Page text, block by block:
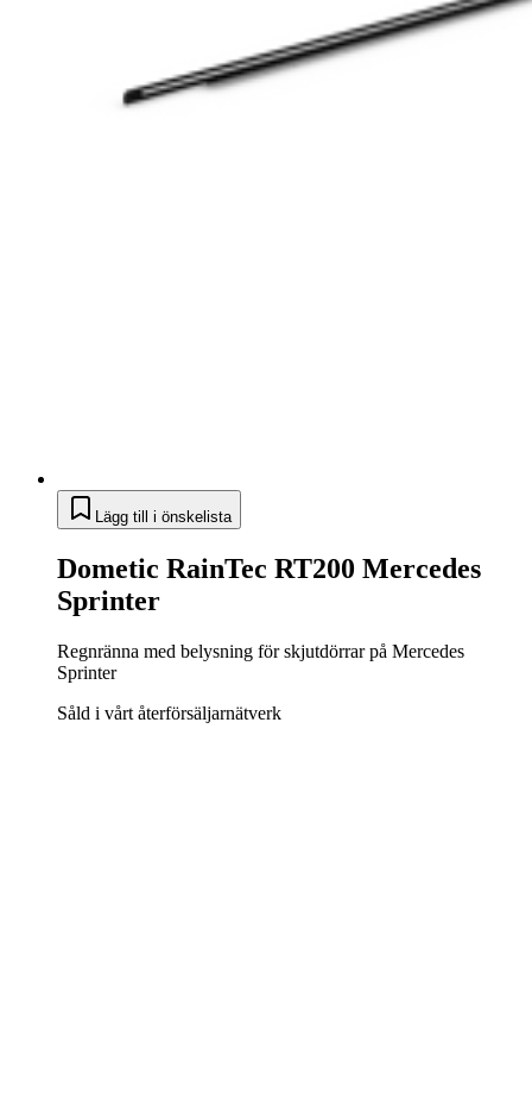
Lägg till i önskelista
Dometic RainTec RT200 Mercedes
Sprinter
Regnränna med belysning för skjutdörrar på Mercedes
Sprinter
Såld i vårt återförsäljarnätverk